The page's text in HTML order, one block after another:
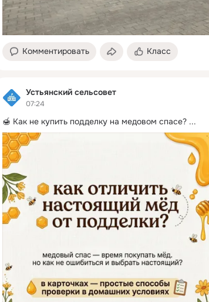
Комментировать Класс
Устьянский сельсовет
07:24
🍯 Как не купить подделку на медовом спасе? ...